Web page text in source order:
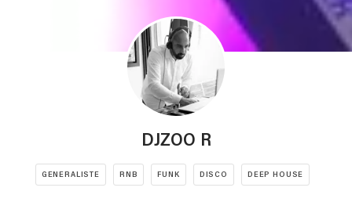
DJZOO R
GENERALISTE RNB FUNK DISCO DEEP HOUSE